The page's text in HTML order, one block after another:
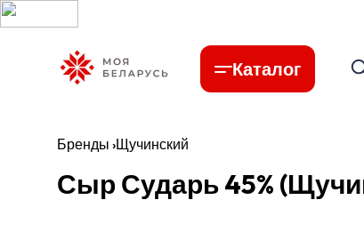
Каталог
Бренды ›Щучинский
Сыр Сударь 45%